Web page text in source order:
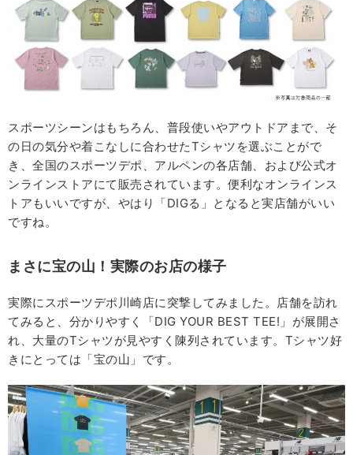
スポーツシーンはもちろん、普段使いやアウトドアまで、そ
の日の気分や着こなしに合わせたTシャツを選ぶことがで
き、全国のスポーツデポ、アルペンの各店舗、および公式オ
ンラインストアにて販売されています。便利なオンラインス
トアもいいですが、やはり「DIGる」となると実店舗がいい
ですね。
まさに宝の山！実際のお店の様子
実際にスポーツデポ川崎店に突撃してみました。店舗を訪れ
てみると、分かりやすく「DIG YOUR BEST TEE!」が展開さ
れ、大量のTシャツが見やすく陳列されています。Tシャツ好
きにとっては「宝の山」です。